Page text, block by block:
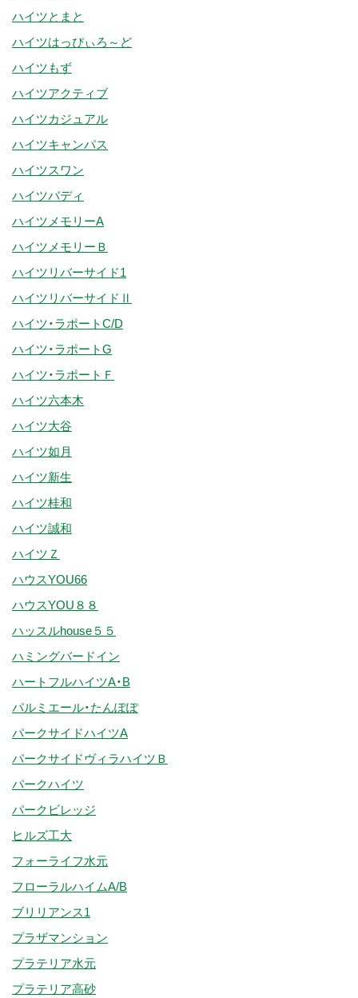
ハイツとまと
ハイツはっぴぃろ～ど
ハイツもず
ハイツアクティブ
ハイツカジュアル
ハイツキャンパス
ハイツスワン
ハイツバディ
ハイツメモリーA
ハイツメモリーＢ
ハイツリバーサイド1
ハイツリバーサイドⅡ
ハイツ・ラポートC/D
ハイツ・ラポートG
ハイツ・ラポートＦ
ハイツ六本木
ハイツ大谷
ハイツ如月
ハイツ新生
ハイツ桂和
ハイツ誠和
ハイツＺ
ハウスYOU66
ハウスYOU８８
ハッスルhouse５５
ハミングバードイン
ハートフルハイツA・B
パルミエール・たんぽぽ
パークサイドハイツA
パークサイドヴィラハイツＢ
パークハイツ
パークビレッジ
ヒルズ工大
フォーライフ水元
フローラルハイムA/B
ブリリアンス1
プラザマンション
プラテリア水元
プラテリア高砂